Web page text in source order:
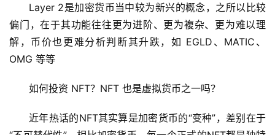
Layer 2是加密货币当中较为新兴的概念，之所以比较
偏门，在于其功能往往更为进阶、更为複杂、更为难以理
解，币价也更难分析判断其升跌，如 EGLD、MATIC、
OMG 等等
如何投资 NFT？NFT 也是虚拟货币之一吗？
近年热话的NFT其实算是加密货币的“变种”，差别在于